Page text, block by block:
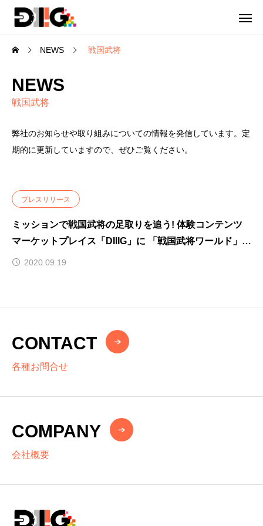
NEWS 戦国武将
NEWS
戦国武将
弊社のお知らせや取り組みについての情報を発信しています。定
期的に更新していますので、ぜひご覧ください。
プレスリリース
ミッションで戦国武将の足取りを追う! 体験コンテンツ
マーケットプレイス「DIIIG」に 「戦国武将ワールド」が
誕生～第一弾は「明智光秀」～
2020.09.19
CONTACT
各種お問合せ
COMPANY
会社概要